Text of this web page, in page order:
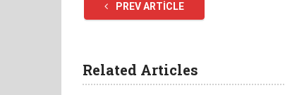
PREV ARTICLE
Related Articles